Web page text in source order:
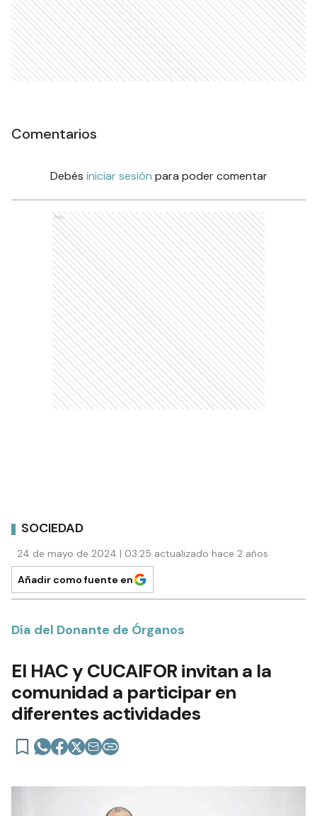
Comentarios
Debés iniciar sesión para poder comentar
Ads
SOCIEDAD
24 de mayo de 2024 | 03:25 actualizado hace 2 años
Añadir como fuente en
Día del Donante de Órganos
El HAC y CUCAIFOR invitan a la
comunidad a participar en
diferentes actividades